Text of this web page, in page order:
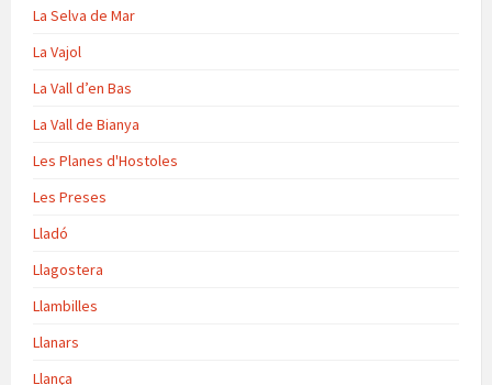
La Selva de Mar
La Vajol
La Vall d’en Bas
La Vall de Bianya
Les Planes d'Hostoles
Les Preses
Lladó
Llagostera
Llambilles
Llanars
Llança